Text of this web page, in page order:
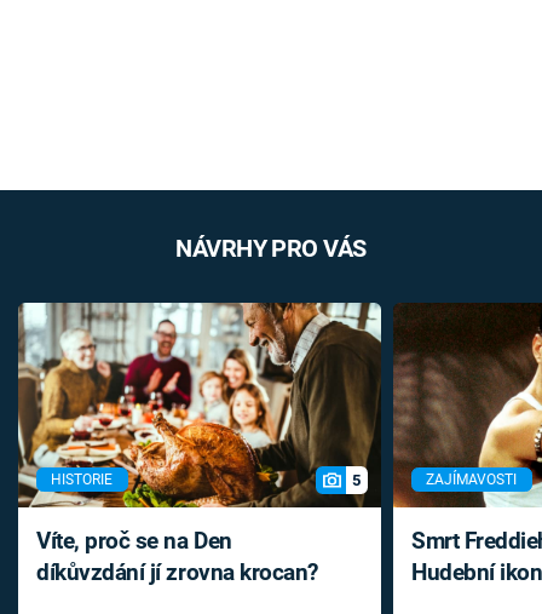
NÁVRHY PRO VÁS
HISTORIE 5
Víte, proč se na Den
díkůvzdání jí zrovna krocan?
ZAJÍMAVOSTI
Smrt
Hudební